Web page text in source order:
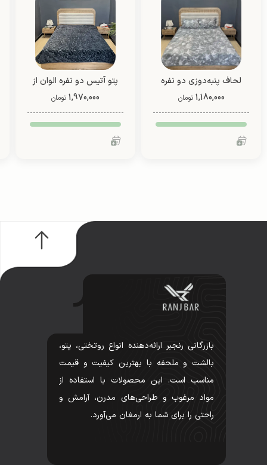
لحاف پنبه‌دوزی دو نفره
دو رو (طرح 3)
1,180,000 تومان
پتو آتیس دو نفره الوان از
شادیلون (طرح 1)
1,970,000 تومان
بازرگانی رنجبر ارائه‌دهنده انواع روتختی، پتو،
بالشت و ملحفه با بهترین کیفیت و قیمت
مناسب است. این محصولات با استفاده از
مواد مرغوب و طراحی‌های مدرن، آرامش و
راحتی را برای شما به ارمغان می‌آورد.